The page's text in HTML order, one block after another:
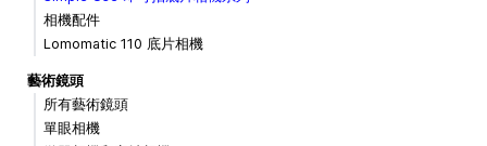
相機配件
Lomomatic 110 底片相機
藝術鏡頭
所有藝術鏡頭
單眼相機